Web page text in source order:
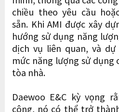
chiều theo yêu cầu
sẵn. Khi AMI được xây
hướng sử dụng năng
dịch vụ liên quan, và
mức năng lượng sử
tòa nhà.
Daewoo E&C kỳ vọng
công, nó có thể trở